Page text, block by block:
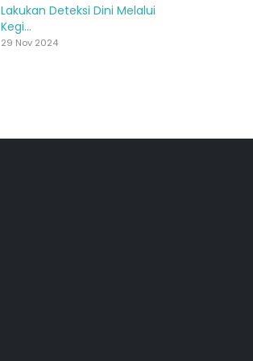
Lakukan Deteksi Dini Melalui
Kegi...
29 Nov 2024